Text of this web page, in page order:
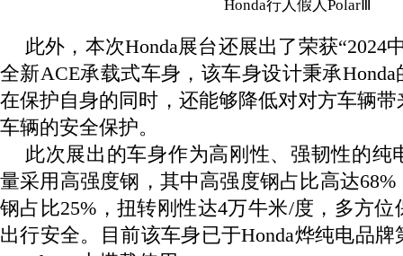
Honda行人假人PolarⅢ
此外，本次Honda展台还展出了荣获“2024
全新ACE承载式车身，该车身设计秉承Honda
在保护自身的同时，还能够降低对对方车辆
车辆的安全保护。
此次展出的车身作为高刚性、强韧性的纯
量采用高强度钢，其中高强度钢占比高达68%
钢占比25% ，扭转刚性达4万牛米/度，多方位
出行安全。目前该车身已于Honda烨纯电品